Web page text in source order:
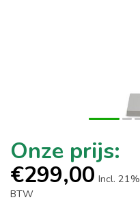
€299,00 Incl. 21%
BTW